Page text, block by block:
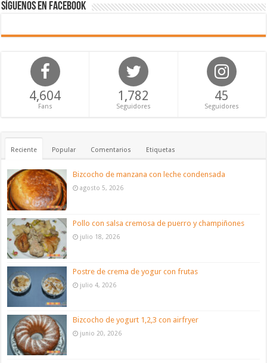
Síguenos en Facebook
4,604
Fans
1,782
Seguidores
45
Seguidores
Reciente Popular Comentarios Etiquetas
Bizcocho de manzana con leche condensada
agosto 5, 2026
Pollo con salsa cremosa de puerro y champiñones
julio 18, 2026
Postre de crema de yogur con frutas
julio 4, 2026
Bizcocho de yogurt 1,2,3 con airfryer
junio 20, 2026